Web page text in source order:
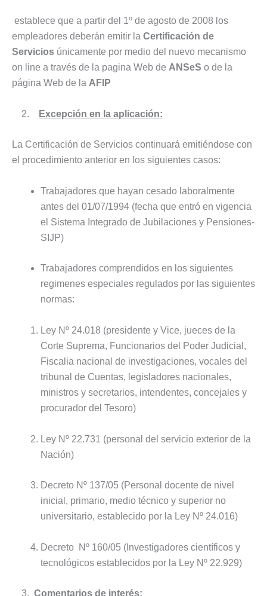
establece que a partir del 1º de agosto de 2008 los
empleadores deberán emitir la Certificación de
Servicios únicamente por medio del nuevo mecanismo
on line a través de la pagina Web de ANSeS o de la
página Web de la AFIP
2. Excepción en la aplicación:
La Certificación de Servicios continuará emitiéndose con
el procedimiento anterior en los siguientes casos:
Trabajadores que hayan cesado laboralmente
antes del 01/07/1994 (fecha que entró en vigencia
el Sistema Integrado de Jubilaciones y Pensiones-
SIJP)
Trabajadores comprendidos en los siguientes
regimenes especiales regulados por las siguientes
normas:
Ley Nº 24.018 (presidente y Vice, jueces de la
Corte Suprema, Funcionarios del Poder Judicial,
Fiscalia nacional de investigaciones, vocales del
tribunal de Cuentas, legisladores nacionales,
ministros y secretarios, intendentes, concejales y
procurador del Tesoro)
Ley Nº 22.731 (personal del servicio exterior de la
Nación)
Decreto Nº 137/05 (Personal docente de nivel
inicial, primario, medio técnico y superior no
universitario, establecido por la Ley Nº 24.016)
Decreto Nº 160/05 (Investigadores científicos y
tecnológicos establecidos por la Ley Nº 22.929)
3. Comentarios de interés: